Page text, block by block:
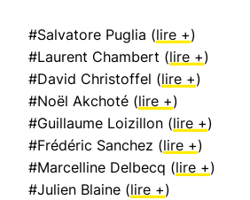
#Salvatore Puglia (lire +)
#Laurent Chambert (lire +)
#David Christoffel (lire +)
#Noël Akchoté (lire +)
#Guillaume Loizillon (lire +)
#Frédéric Sanchez (lire +)
#Marcelline Delbecq (lire +)
#Julien Blaine (lire +)